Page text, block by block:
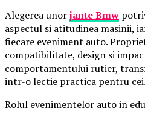
Alegerea unorjante Bmw
aspectul si atitudinea masinii,
fiecare eveniment auto.
compatibilitate, design si
comportamentului rutier,
intr-o lectie practica pentru
Rolul evenimentelor auto in